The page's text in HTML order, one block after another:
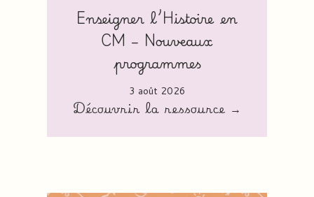
Enseigner l’Histoire en
CM – Nouveaux
programmes
3 août 2026
Découvrir la ressource →